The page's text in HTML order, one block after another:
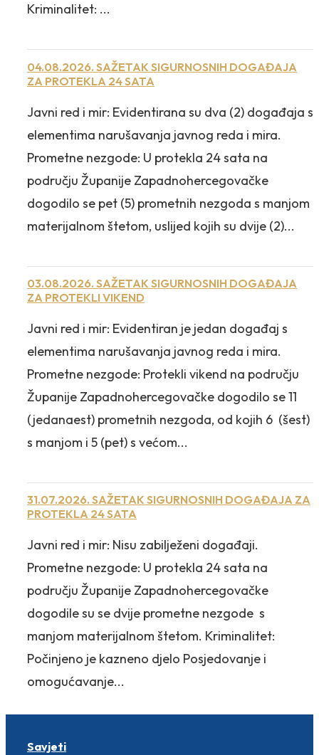
Kriminalitet: ...
04.08.2026. SAŽETAK SIGURNOSNIH DOGAĐAJA
ZA PROTEKLA 24 SATA
Javni red i mir: Evidentirana su dva (2) događaja s
elementima narušavanja javnog reda i mira.
Prometne nezgode: U protekla 24 sata na
području Županije Zapadnohercegovačke
dogodilo se pet (5) prometnih nezgoda s manjom
materijalnom štetom, uslijed kojih su dvije (2)...
03.08.2026. SAŽETAK SIGURNOSNIH DOGAĐAJA
ZA PROTEKLI VIKEND
Javni red i mir: Evidentiran je jedan događaj s
elementima narušavanja javnog reda i mira.
Prometne nezgode: Protekli vikend na području
Županije Zapadnohercegovačke dogodilo se 11
(jedanaest) prometnih nezgoda, od kojih 6 (šest)
s manjom i 5 (pet) s većom...
31.07.2026. SAŽETAK SIGURNOSNIH DOGAĐAJA ZA
PROTEKLA 24 SATA
Javni red i mir: Nisu zabilježeni događaji.
Prometne nezgode: U protekla 24 sata na
području Županije Zapadnohercegovačke
dogodile su se dvije prometne nezgode s
manjom materijalnom štetom. Kriminalitet:
Počinjeno je kazneno djelo Posjedovanje i
omogućavanje...
Savjeti